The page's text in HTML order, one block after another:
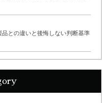
との違いと後悔しない判断基準